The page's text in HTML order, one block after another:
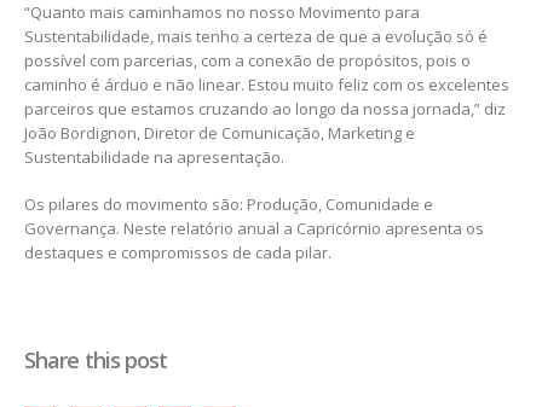
“Quanto mais caminhamos no nosso Movimento para
Sustentabilidade, mais tenho a certeza de que a evolução só é
possível com parcerias, com a conexão de propósitos, pois o
caminho é árduo e não linear. Estou muito feliz com os excelentes
parceiros que estamos cruzando ao longo da nossa jornada,” diz
João Bordignon, Diretor de Comunicação, Marketing e
Sustentabilidade na apresentação.
Os pilares do movimento são: Produção, Comunidade e
Governança. Neste relatório anual a Capricórnio apresenta os
destaques e compromissos de cada pilar.
Share this post